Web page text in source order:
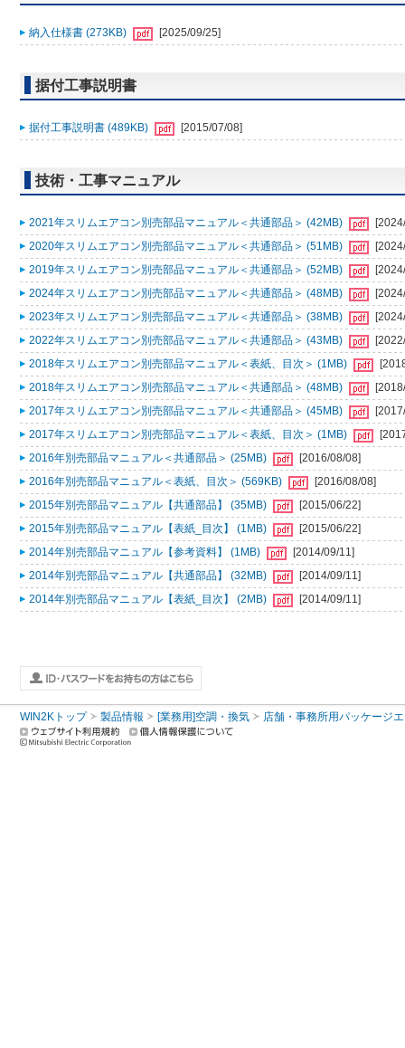
納入仕様書 (273KB) [2025/09/25]
据付工事説明書
据付工事説明書 (489KB) [2015/07/08]
技術・工事マニュアル
2021年スリムエアコン別売部品マニュアル＜共通部品＞ (42MB)
2020年スリムエアコン別売部品マニュアル＜共通部品＞ (51MB)
2019年スリムエアコン別売部品マニュアル＜共通部品＞ (52MB)
2024年スリムエアコン別売部品マニュアル＜共通部品＞ (48MB)
2023年スリムエアコン別売部品マニュアル＜共通部品＞ (38MB)
2022年スリムエアコン別売部品マニュアル＜共通部品＞ (43MB)
2018年スリムエアコン別売部品マニュアル＜表紙、目次＞ (1MB)
2018年スリムエアコン別売部品マニュアル＜共通部品＞ (48MB)
2017年スリムエアコン別売部品マニュアル＜共通部品＞ (45MB)
2017年スリムエアコン別売部品マニュアル＜表紙、目次＞ (1MB)
2016年別売部品マニュアル＜共通部品＞ (25MB)
[2016/08/08]
2016年別売部品マニュアル＜表紙、目次＞ (569KB)
[2016/08/08]
2015年別売部品マニュアル【共通部品】 (35MB)
[2015/06/22]
2015年別売部品マニュアル【表紙_目次】 (1MB)
[2015/06/22]
2014年別売部品マニュアル【参考資料】 (1MB)
[2014/09/11]
2014年別売部品マニュアル【共通部品】 (32MB)
[2014/09/11]
2014年別売部品マニュアル【表紙_目次】 (2MB)
[2014/09/11]
WIN2Kトップ 製品情報 [業務用]空調・換気 店舗・事務所用パッケージ